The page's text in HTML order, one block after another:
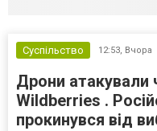
Суспільство 12:53, Вчора
Дрони атакували
Wildberries .
прокинувся від